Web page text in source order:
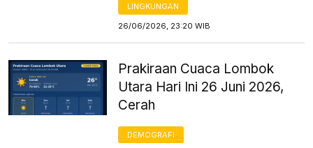
LINGKUNGAN
26/06/2026, 23:20 WIB
Prakiraan Cuaca Lombok
Utara Hari Ini 26 Juni 2026,
Cerah
DEMOGRAFI